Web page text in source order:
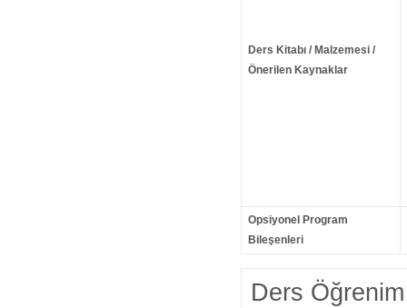
Ders Kitabı / Malzemesi /
Önerilen Kaynaklar
Opsiyonel Program
Bileşenleri
Ders Öğrenim